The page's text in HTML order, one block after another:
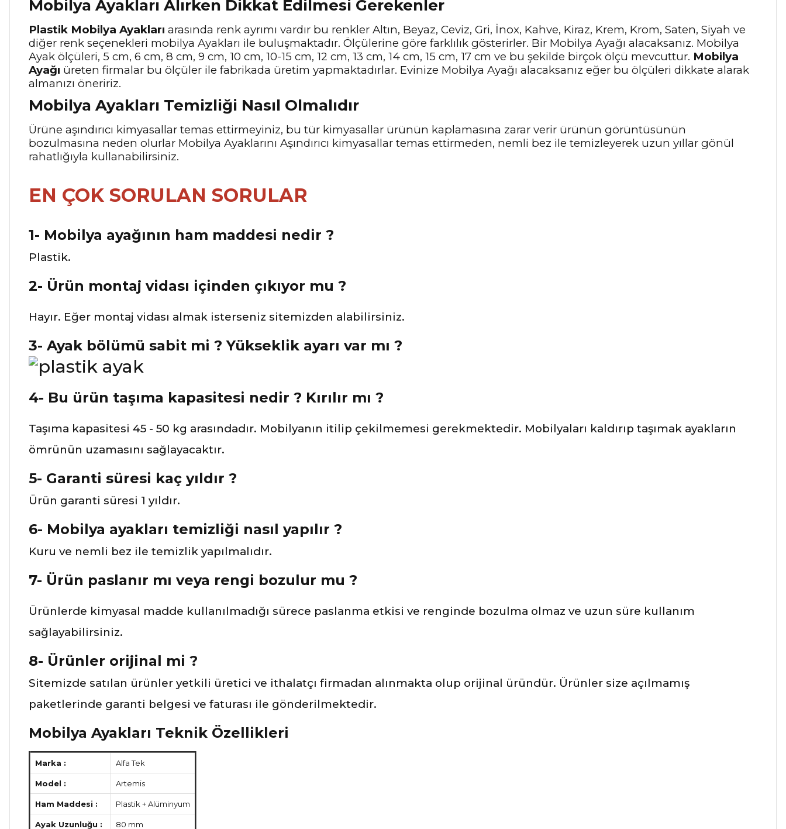
Mobilya Ayakları Alırken Dikkat Edilmesi Gerekenler
Plastik Mobilya Ayakları arasında renk ayrımı vardır bu renkler Altın, Beyaz, Ceviz, Gri, İnox, Kahve, Kiraz, Krem, Krom, Saten, Siyah ve
diğer renk seçenekleri mobilya Ayakları ile buluşmaktadır. Ölçülerine göre farklılık gösterirler. Bir Mobilya Ayağı alacaksanız. Mobilya
Ayak ölçüleri, 5 cm, 6 cm, 8 cm, 9 cm, 10 cm, 10-15 cm, 12 cm, 13 cm, 14 cm, 15 cm, 17 cm ve bu şekilde birçok ölçü mevcuttur. Mobilya
Ayağı üreten firmalar bu ölçüler ile fabrikada üretim yapmaktadırlar. Evinize Mobilya Ayağı alacaksanız eğer bu ölçüleri dikkate alarak
almanızı öneririz.
Mobilya Ayakları Temizliği Nasıl Olmalıdır
Ürüne aşındırıcı kimyasallar temas ettirmeyiniz, bu tür kimyasallar ürünün kaplamasına zarar verir ürünün görüntüsünün
bozulmasına neden olurlar Mobilya Ayaklarını Aşındırıcı kimyasallar temas ettirmeden, nemli bez ile temizleyerek uzun yıllar gönül
rahatlığıyla kullanabilirsiniz.
EN ÇOK SORULAN SORULAR
1- Mobilya ayağının ham maddesi nedir ?
Plastik.
2- Ürün montaj vidası içinden çıkıyor mu ?
Hayır. Eğer montaj vidası almak isterseniz sitemizden alabilirsiniz.
3- Ayak bölümü sabit mi ? Yükseklik ayarı var mı ?
4- Bu ürün taşıma kapasitesi nedir ? Kırılır mı ?
Taşıma kapasitesi 45 - 50 kg arasındadır. Mobilyanın itilip çekilmemesi gerekmektedir. Mobilyaları kaldırıp taşımak ayakların
ömrünün uzamasını sağlayacaktır.
5- Garanti süresi kaç yıldır ?
Ürün garanti süresi 1 yıldır.
6- Mobilya ayakları temizliği nasıl yapılır ?
Kuru ve nemli bez ile temizlik yapılmalıdır.
7- Ürün paslanır mı veya rengi bozulur mu ?
Ürünlerde kimyasal madde kullanılmadığı sürece paslanma etkisi ve renginde bozulma olmaz ve uzun süre kullanım
sağlayabilirsiniz.
8- Ürünler orijinal mi ?
Sitemizde satılan ürünler yetkili üretici ve ithalatçı firmadan alınmakta olup orijinal üründür. Ürünler size açılmamış
paketlerinde garanti belgesi ve faturası ile gönderilmektedir.
Mobilya Ayakları Teknik Özellikleri
Marka : Alfa Tek
Model : Artemis
Ham Maddesi : Plastik + Alüminyum
Ayak Uzunluğu : 80 mm